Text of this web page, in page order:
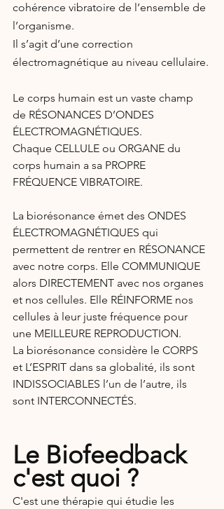
cohérence vibratoire de l’ensemble de
l’organisme.
Il s’agit d’une correction
électromagnétique au niveau cellulaire.
Le corps humain est un vaste champ
de RÉSONANCES D’ONDES
ÉLECTROMAGNÉTIQUES.
Chaque CELLULE ou ORGANE du
corps humain a sa PROPRE
FRÉQUENCE VIBRATOIRE.
La biorésonance émet des ONDES
ÉLECTROMAGNÉTIQUES qui
permettent de rentrer en RÉSONANCE
avec notre corps. Elle COMMUNIQUE
alors DIRECTEMENT avec nos organes
et nos cellules. Elle RÉINFORME nos
cellules à leur juste fréquence pour
une MEILLEURE REPRODUCTION.
La biorésonance considère le CORPS
et L’ESPRIT dans sa globalité, ils sont
INDISSOCIABLES l’un de l’autre, ils
sont INTERCONNECTÉS.
Le Biofeedback
c'est quoi ?
C'est une thérapie qui étudie les